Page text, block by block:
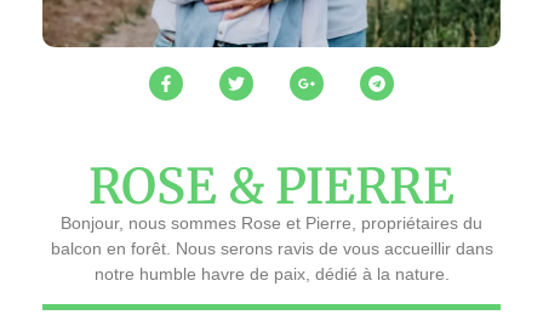
ROSE & PIERRE
Bonjour, nous sommes Rose et Pierre, propriétaires du
balcon en forêt. Nous serons ravis de vous accueillir dans
notre humble havre de paix, dédié à la nature.